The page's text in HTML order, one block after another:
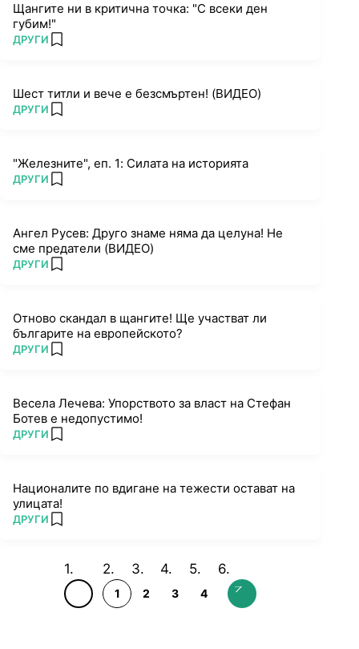
Щангите ни в критична точка: "С всеки ден
губим!"
ПОВЕЧЕ ОТ
ДРУГИ add favorites
Шест титли и вече е безсмъртен! (ВИДЕО)
ПОВЕЧЕ ОТ
ДРУГИ add favorites
"Железните", еп. 1: Силата на историята
ПОВЕЧЕ ОТ
ДРУГИ add favorites
Ангел Русев: Друго знаме няма да целуна! Не
сме предатели (ВИДЕО)
ПОВЕЧЕ ОТ
ДРУГИ add favorites
Отново скандал в щангите! Ще участват ли
българите на европейското?
ПОВЕЧЕ ОТ
ДРУГИ add favorites
Весела Лечева: Упорството за власт на Стефан
Ботев е недопустимо!
ПОВЕЧЕ ОТ
ДРУГИ add favorites
Националите по вдигане на тежести остават на
улицата!
ПОВЕЧЕ ОТ
ДРУГИ add favorites
1 2 3 4